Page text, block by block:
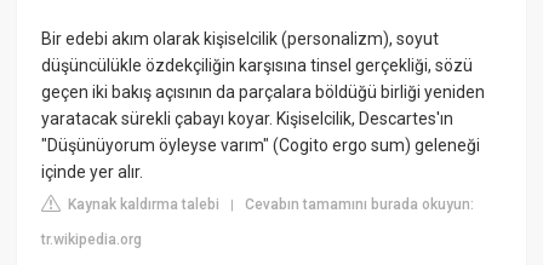
Bir edebi akım olarak kişiselcilik (personalizm), soyut
düşüncülükle özdekçiliğin karşısına tinsel gerçekliği, sözü
geçen iki bakış açısının da parçalara böldüğü birliği yeniden
yaratacak sürekli çabayı koyar. Kişiselcilik, Descartes'ın
"Düşünüyorum öyleyse varım" (Cogito ergo sum) geleneği
içinde yer alır.
Kaynak kaldırma talebi |Cevabın tamamını burada okuyun:
tr.wikipedia.org